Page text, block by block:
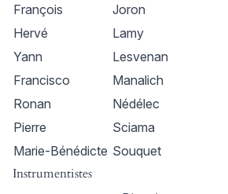
François
Joron
Hervé
Lamy
Yann
Lesvenan
Francisco
Manalich
Ronan
Nédélec
Pierre
Sciama
Marie-Bénédicte Souquet
Instrumentistes